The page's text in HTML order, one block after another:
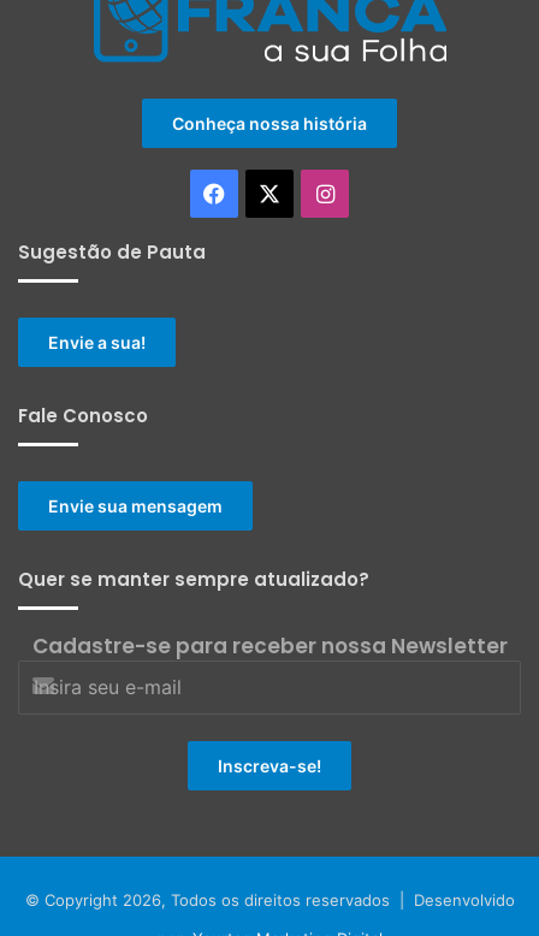
Conheça nossa história
Facebook Instagram
Sugestão de Pauta
Envie a sua!
Fale Conosco
Envie sua mensagem
Quer se manter sempre atualizado?
Cadastre-se para receber nossa Newsletter
© Copyright 2026, Todos os direitos reservados | Desenvolvido